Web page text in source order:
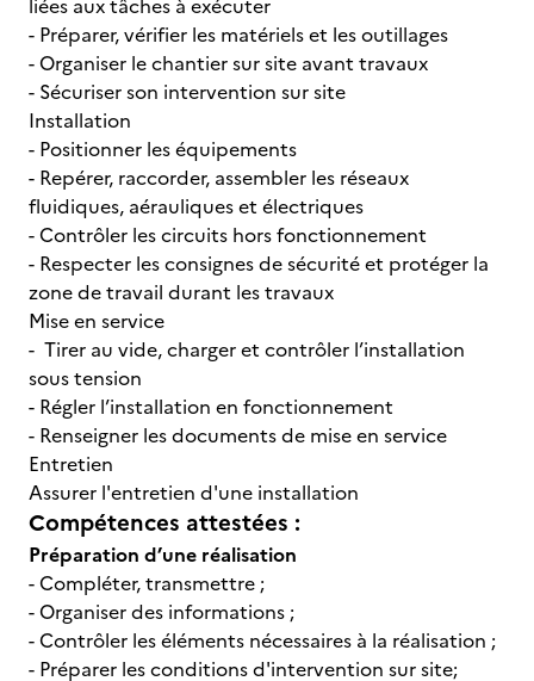
liées aux tâches à exécuter
- Préparer, vérifier les matériels et les outillages
- Organiser le chantier sur site avant travaux
- Sécuriser son intervention sur site
Installation
- Positionner les équipements
- Repérer, raccorder, assembler les réseaux
fluidiques, aérauliques et électriques
- Contrôler les circuits hors fonctionnement
- Respecter les consignes de sécurité et protéger la
zone de travail durant les travaux
Mise en service
- Tirer au vide, charger et contrôler l’installation
sous tension
- Régler l’installation en fonctionnement
- Renseigner les documents de mise en service
Entretien
Assurer l'entretien d'une installation
Compétences attestées :
Préparation d’une réalisation
- Compléter, transmettre ;
- Organiser des informations ;
- Contrôler les éléments nécessaires à la réalisation ;
- Préparer les conditions d'intervention sur site;